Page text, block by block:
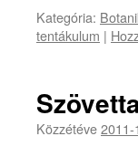
Kategória:
tentákulum |
Közzétéve